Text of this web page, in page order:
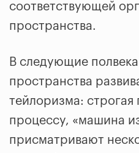
соответствующей
пространства.
В следующие
пространства
тейлоризма: строгая
процессу, «машина
присматривают